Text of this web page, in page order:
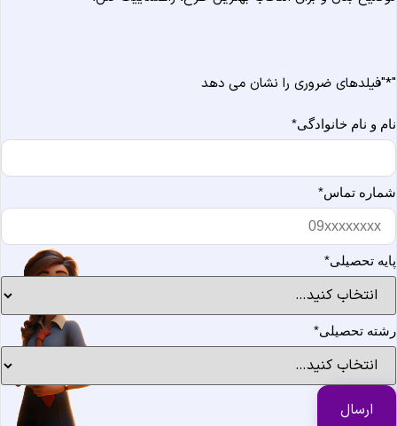
*"فیلدهای ضروری را نشان می دهد
و نام خانوادگی *
تماس *
تحصیلی *
تحصیلی *